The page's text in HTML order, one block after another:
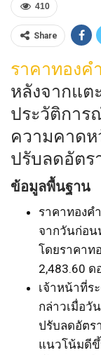
410
Share
ราคาทองคำ
หลังจากแต
ประวัติการ
ความคาดห
ปรับลดอัตร
ข้อมูลพื้นฐาน
ราคาทองคำ
จากวันก่อน
โดยราคาท
2,483.60
เจ้าหน้าที่ร
กล่าวเมื่อวั
ปรับลดอัตร
แนวโน้มดี